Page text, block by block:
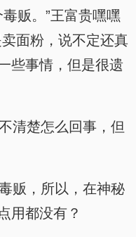
贩。”王富贵嘿嘿
面粉，说不定还真
些事情，但是很遗
清楚怎么回事，但
贩，所以，在神秘
用都没有？